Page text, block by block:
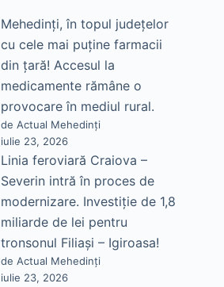
Mehedinți, în topul județelor
cu cele mai puține farmacii
din țară! Accesul la
medicamente rămâne o
provocare în mediul rural.
de Actual Mehedinți
iulie 23, 2026
Linia feroviară Craiova –
Severin intră în proces de
modernizare. Investiție de 1,8
miliarde de lei pentru
tronsonul Filiași – Igiroasa!
de Actual Mehedinți
iulie 23, 2026